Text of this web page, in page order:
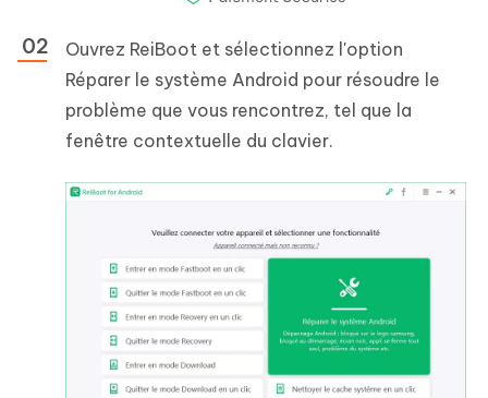
Ouvrez ReiBoot et sélectionnez l'option
Réparer le système Android pour résoudre le
problème que vous rencontrez, tel que la
fenêtre contextuelle du clavier.